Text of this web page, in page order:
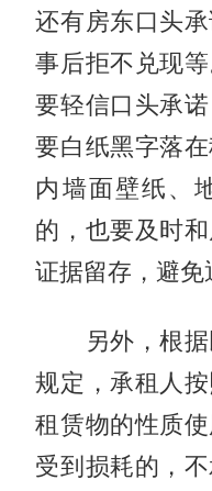
还有房东口头
事后拒不兑现
要轻信口头承
要白纸黑字落
内墙面壁纸、
的，也要及时
证据留存，避免
另外，根据
规定，承租人
租赁物的性质
受到损耗的，